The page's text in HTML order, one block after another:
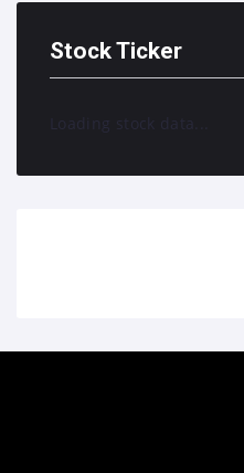
Stock Ticker
Loading stock data...